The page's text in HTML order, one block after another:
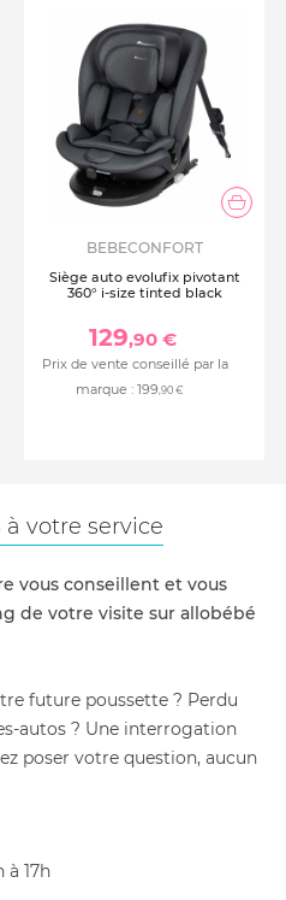
BEBECONFORT
Siège auto evolufix pivotant
360° i-size tinted black
129,90 €
Prix de vente conseillé par la
marque : 199,90 €
votre service
vous conseillent et vous
de votre visite sur allobébé
future poussette ? Perdu
autos ? Une interrogation
poser votre question, aucun
à 17h